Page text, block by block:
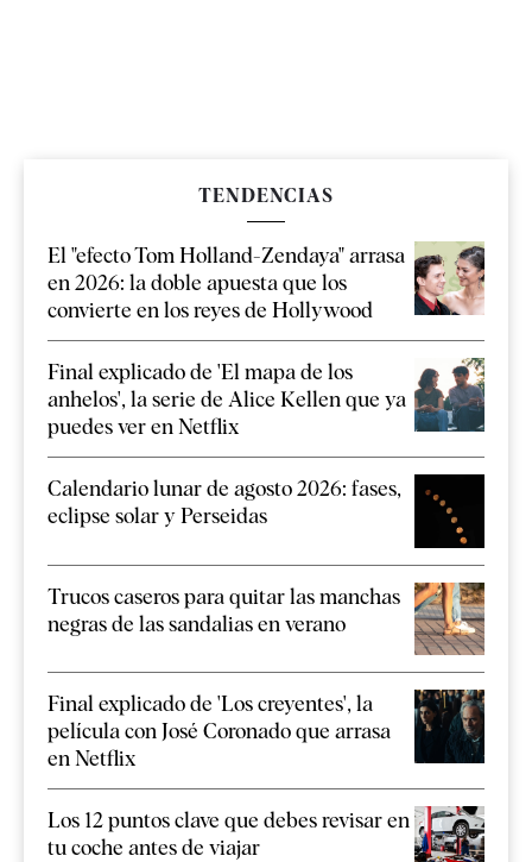
TENDENCIAS
El "efecto Tom Holland-Zendaya" arrasa
en 2026: la doble apuesta que los
convierte en los reyes de Hollywood
Final explicado de 'El mapa de los
anhelos', la serie de Alice Kellen que ya
puedes ver en Netflix
Calendario lunar de agosto 2026: fases,
eclipse solar y Perseidas
Trucos caseros para quitar las manchas
negras de las sandalias en verano
Final explicado de 'Los creyentes', la
película con José Coronado que arrasa
en Netflix
Los 12 puntos clave que debes revisar en
tu coche antes de viajar